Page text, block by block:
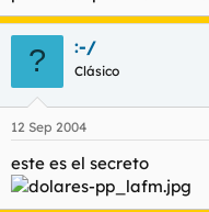
? :-/
Clásico
12 Sep 2004
este es el secreto